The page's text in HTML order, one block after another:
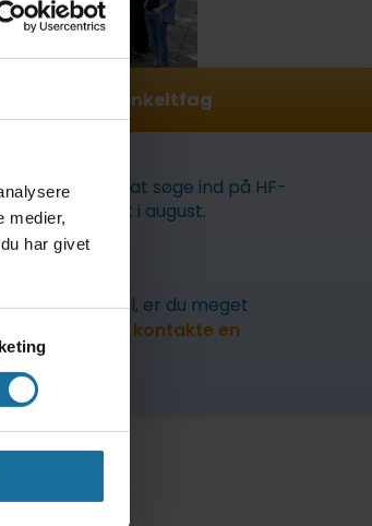
medier,
har givet
ind på HF-enkeltfag
kan stadig nå at søge ind på HF-
til start i august.
mere her
du spørgsmål, er du meget
kontakte en